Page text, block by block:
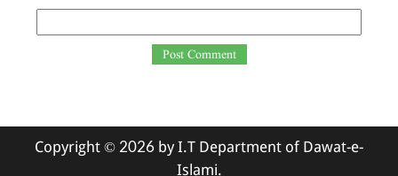
Post Comment
Copyright © 2026 by I.T Department of Dawat-e-